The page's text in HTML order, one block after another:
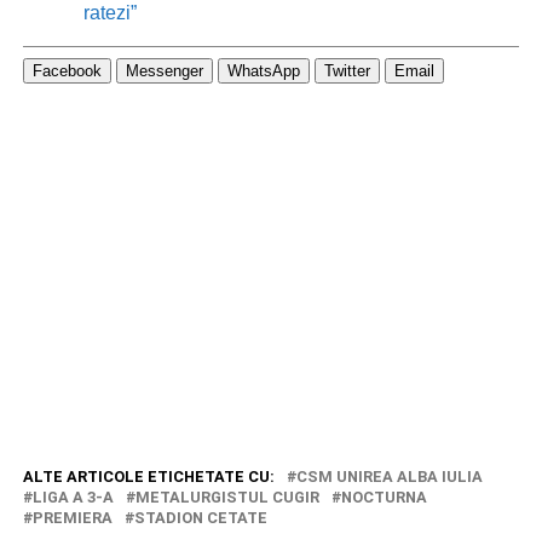
ratezi”
Facebook Messenger WhatsApp Twitter Email
ALTE ARTICOLE ETICHETATE CU:
CSM UNIREA ALBA IULIA
LIGA A 3-A
METALURGISTUL CUGIR
NOCTURNA
PREMIERA
STADION CETATE